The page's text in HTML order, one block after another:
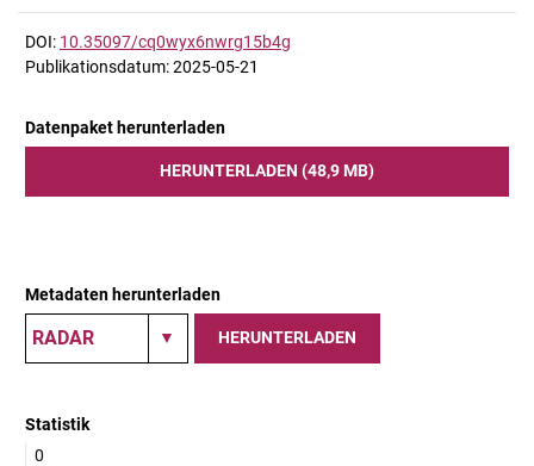
DOI: 10.35097/cq0wyx6nwrg15b4g
Publikationsdatum: 2025-05-21
Datenpaket herunterladen
HERUNTERLADEN (48,9 MB)
Metadaten herunterladen
HERUNTERLADEN
Statistik
0